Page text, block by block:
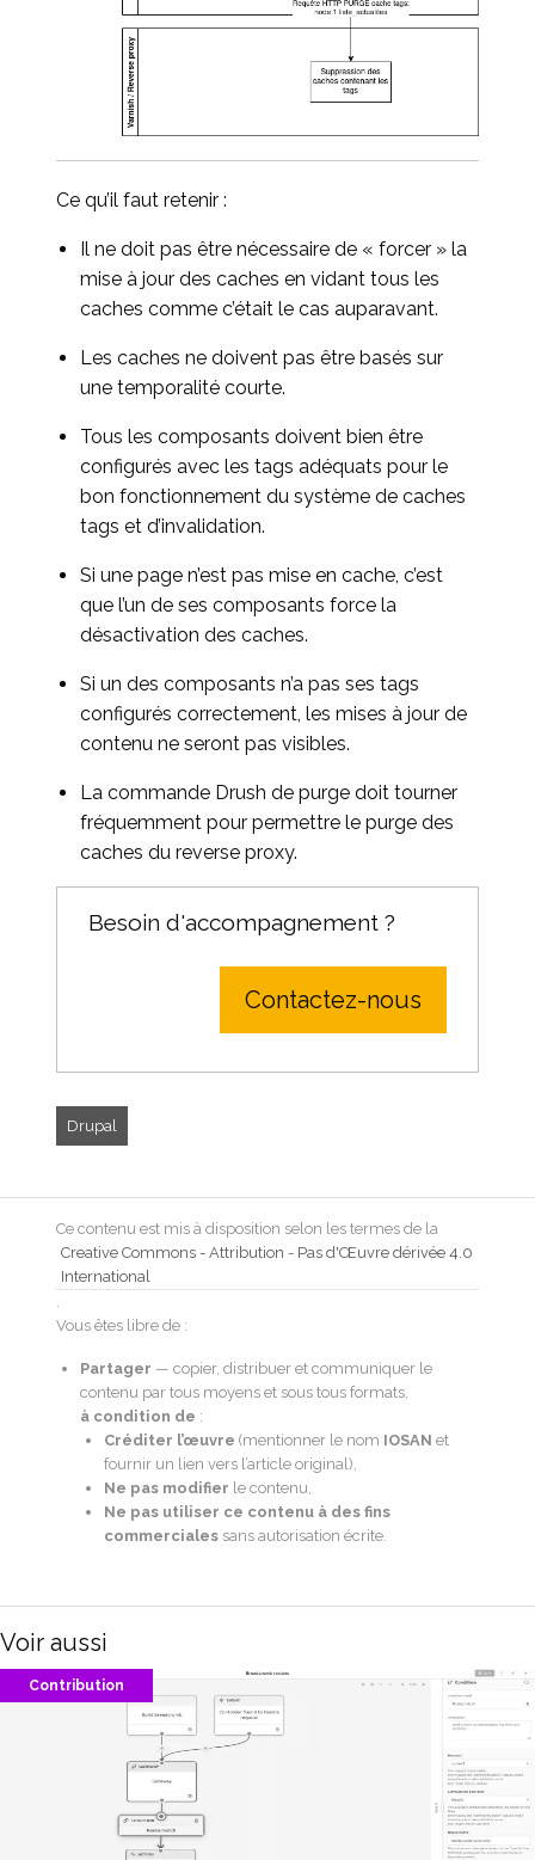
Ce qu’il faut retenir :
Il ne doit pas être nécessaire de « forcer » la
mise à jour des caches en vidant tous les
caches comme c’était le cas auparavant.
Les caches ne doivent pas être basés sur
une temporalité courte.
Tous les composants doivent bien être
configurés avec les tags adéquats pour le
bon fonctionnement du système de caches
tags et d’invalidation.
Si une page n’est pas mise en cache, c’est
que l’un de ses composants force la
désactivation des caches.
Si un des composants n’a pas ses tags
configurés correctement, les mises à jour de
contenu ne seront pas visibles.
La commande Drush de purge doit tourner
fréquemment pour permettre le purge des
caches du reverse proxy.
Besoin d'accompagnement ?
Contactez-nous
Drupal
Ce contenu est mis à disposition selon les termes de la
Creative Commons - Attribution - Pas d'Œuvre dérivée 4.0
International
Vous êtes libre de :
Partager — copier, distribuer et communiquer le
contenu par tous moyens et sous tous formats,
à condition de :
Créditer l’œuvre (mentionner le nom IOSAN et
fournir un lien vers l’article original),
Ne pas modifier le contenu,
Ne pas utiliser ce contenu à des fins
commerciales sans autorisation écrite.
Voir aussi
Contribution